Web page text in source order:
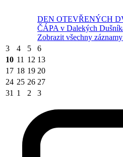
DEN OTEVŘENÝCH
ČÁPA v Dalekých
Zobrazit všechny
3
4 5 6
10 11 12 13
17 18 19 20
24 25 26 27
31 1 2 3